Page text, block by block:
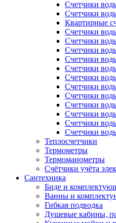
Счетчики
Счетчики
Квартирные
Счетчики
Счетчики
Счетчики
Счетчики
Счетчики
Счетчики
Счетчики
Счетчики
Счетчики
Счетчики
Счетчики
Счетчики
Теплосчетчики
Термометры
Термоманометры
Счётчики учёта
Сантехника
Биде и
Ванны и
Гибкая подводка
Душевые кабины,